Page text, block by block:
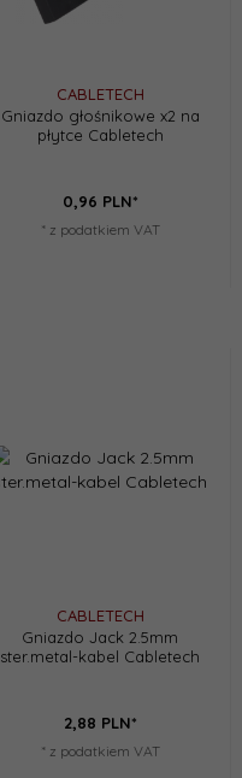
CABLETECH
Gniazdo głośnikowe x2 na
płytce Cabletech
0,96 PLN*
* z podatkiem VAT
CABLETECH
Gniazdo Jack 2.5mm
ster.metal-kabel Cabletech
2,88 PLN*
* z podatkiem VAT